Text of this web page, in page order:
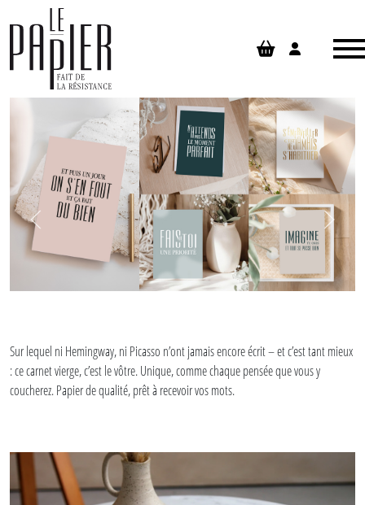
Sur lequel ni Hemingway, ni Picasso n’ont jamais encore écrit – et c’est tant mieux
: ce carnet vierge, c’est le vôtre. Unique, comme chaque pensée que vous y
coucherez. Papier de qualité, prêt à recevoir vos mots.
Panneau de gestion des cookies